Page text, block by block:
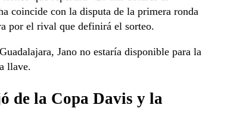
coincide con la disputa de la primera ronda
por el rival que definirá el sorteo.
Jano no estaría disponible para la
llave.
de la Copa Davis y la